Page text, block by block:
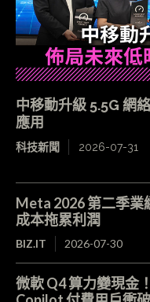
中移動升級 5.5G 網
應用
科技新聞 2026-07-31
Meta 2026 第二季
成本拖累利潤
BIZ.IT 2026-07-30
微軟 Q4 算力變現金